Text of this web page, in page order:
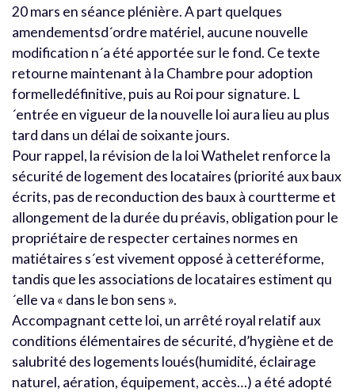
20 mars en séance plénière. A part quelques
amendementsd´ordre matériel, aucune nouvelle
modification n´a été apportée sur le fond. Ce texte
retourne maintenant à la Chambre pour adoption
formelledéfinitive, puis au Roi pour signature. L
´entrée en vigueur de la nouvelle loi aura lieu au plus
tard dans un délai de soixante jours.
Pour rappel, la révision de la loi Wathelet renforce la
sécurité de logement des locataires (priorité aux baux
écrits, pas de reconduction des baux à courtterme et
allongement de la durée du préavis, obligation pour le
propriétaire de respecter certaines normes en
matiétaires s´est vivement opposé à cetteréforme,
tandis que les associations de locataires estiment qu
´elle va « dans le bon sens ».
Accompagnant cette loi, un arrêté royal relatif aux
conditions élémentaires de sécurité, d’hygiène et de
salubrité des logements loués(humidité, éclairage
naturel, aération, équipement, accès…) a été adopté